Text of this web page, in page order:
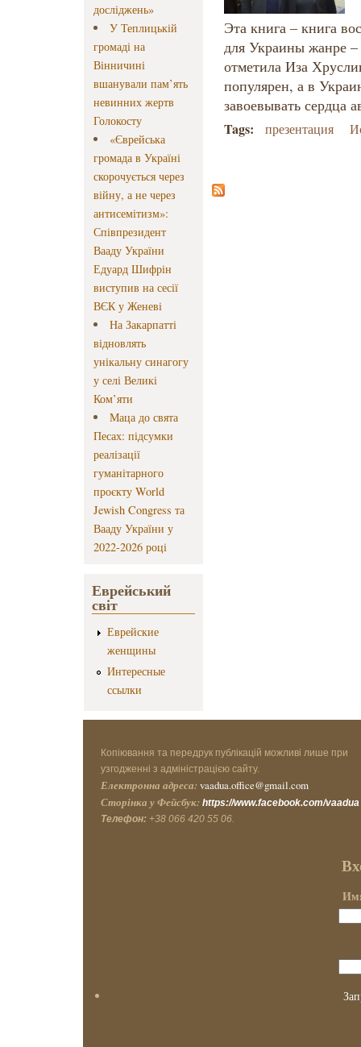
досліджень»
У Теплицькій
громаді на
Вінничині
вшанували пам’ять
невинних жертв
Голокосту
«Єврейська
громада в Україні
скорочується через
війну, а не через
антисемітизм»:
Співпрезидент
Вааду України
Едуард Шифрін
виступив на сесії
ВЄК у Женеві
На Закарпатті
відновлять
унікальну синагогу
у селі Великі
Ком’яти
Маца до свята
Песах: підсумки
реалізації
гуманітарного
проєкту World
Jewish Congress та
Вааду України у
2022-2026 році
Еврейський
світ
Еврейские
женщины
Интересные
ссылки
Эта книга – книга
для Украины жанре
отметила Иза
популярен, а в
завоевывать сердца
Tags: презентация
Копіювання та передрук публікацій можливі лише при
узгодженні з адміністрацією сайту.
Електронна адреса: vaadua.office@gmail.com
Сторінка у Фейсбук: https://www.facebook.com/vaadua
Телефон: +38 066 420 55 06.